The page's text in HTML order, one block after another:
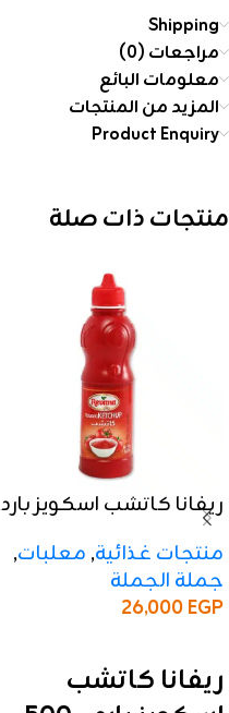
Shipping
مراجعات (0)
معلومات البائع
المزيد من المنتجات
Product Enquiry
منتجات ذات صلة
ريفانا كاتشب اسكويز بارد
– 500 جرام
منتجات غذائية, معلبات,
جملة الجملة
26,000EGP
ريفانا كاتشب